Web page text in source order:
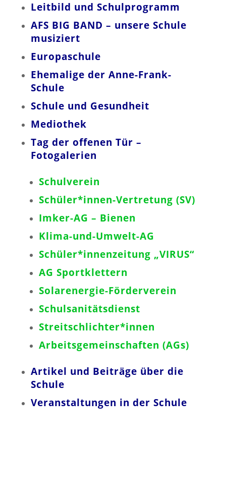
Leitbild und Schulprogramm
AFS BIG BAND – unsere Schule
musiziert
Europaschule
Ehemalige der Anne-Frank-
Schule
Schule und Gesundheit
Mediothek
Tag der offenen Tür –
Fotogalerien
Schulverein
Schüler*innen-Vertretung (SV)
Imker-AG – Bienen
Klima-und-Umwelt-AG
Schüler*innenzeitung „VIRUS“
AG Sportklettern
Solarenergie-Förderverein
Schulsanitätsdienst
Streitschlichter*innen
Arbeitsgemeinschaften (AGs)
Artikel und Beiträge über die
Schule
Veranstaltungen in der Schule